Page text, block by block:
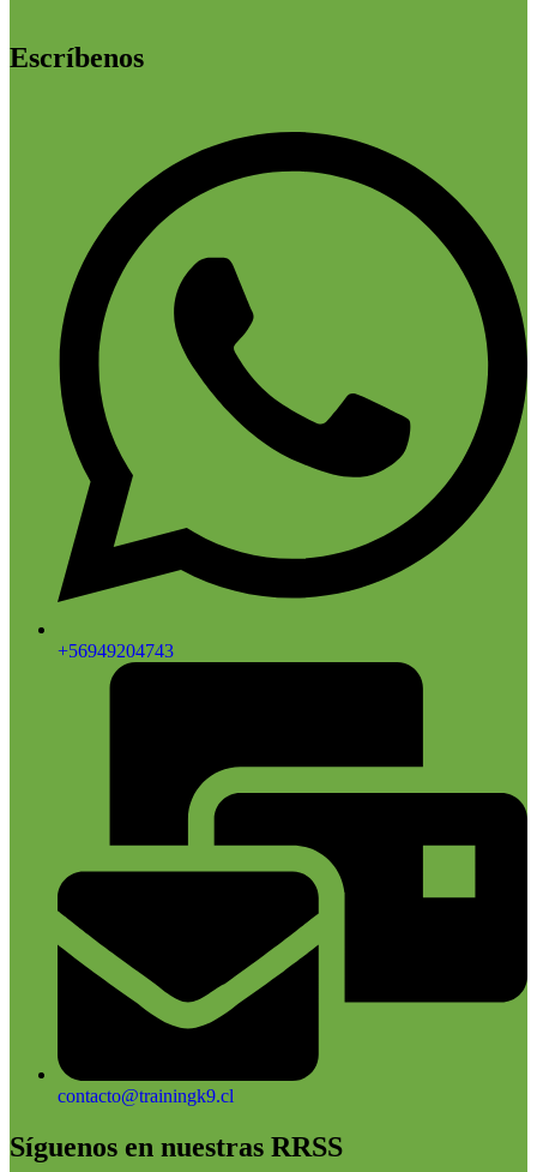
Escríbenos
+56949204743
contacto@trainingk9.cl
Síguenos en nuestras RRSS